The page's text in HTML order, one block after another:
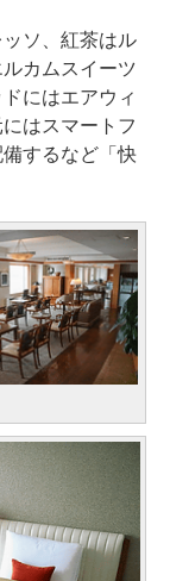
ソ、紅茶はル
カムスイーツ
にはエアウィ
はスマートフ
するなど「快